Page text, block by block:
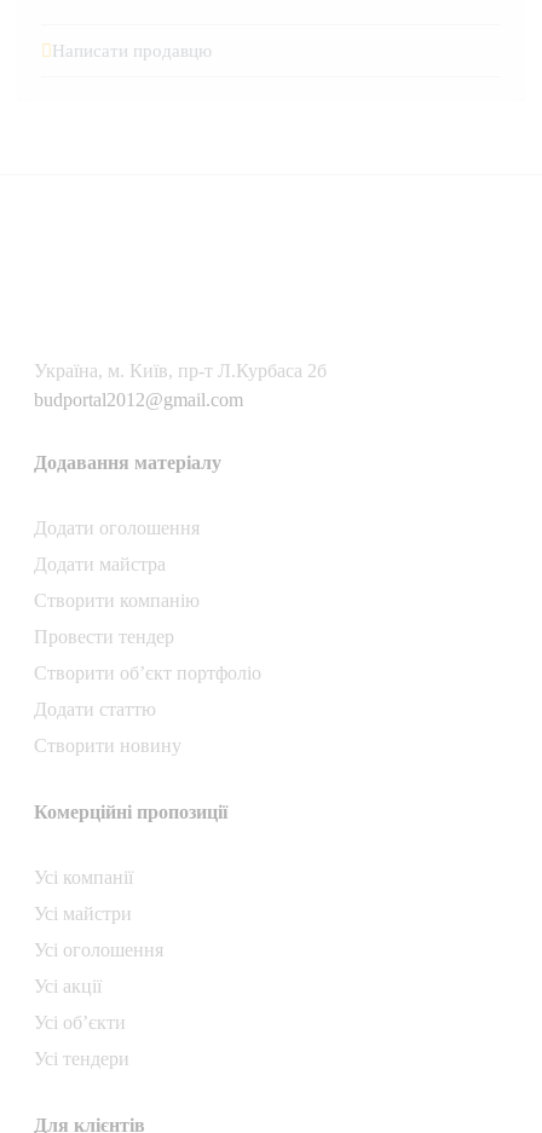
Написати продавцю
Українa, м. Київ, пр-т Л.Курбаса 2б
budportal2012@gmail.com
Додавання матеріалу
Додати oголошення
Додати майстра
Створити компанiю
Провести тендер
Створити об’єкт портфоліо
Додати статтю
Створити новину
Комерційні пропозиції
Усі компанії
Усі майстри
Усі оголошення
Усі акції
Усі об’єкти
Усі тендери
Для клієнтів